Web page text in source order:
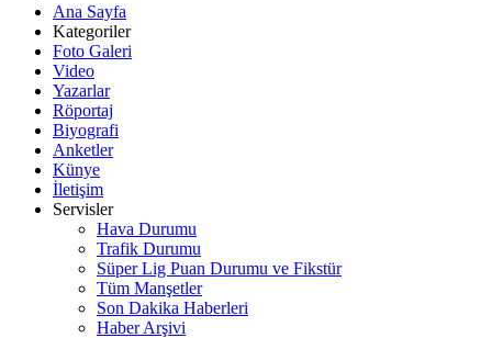
Ana Sayfa
Kategoriler
Foto Galeri
Video
Yazarlar
Röportaj
Biyografi
Anketler
Künye
İletişim
Servisler
Hava Durumu
Trafik Durumu
Süper Lig Puan Durumu ve Fikstür
Tüm Manşetler
Son Dakika Haberleri
Haber Arşivi